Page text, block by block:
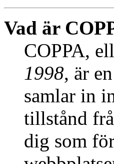
Vad är
COPPA,
1998, är
samlar in
tillstånd
dig som